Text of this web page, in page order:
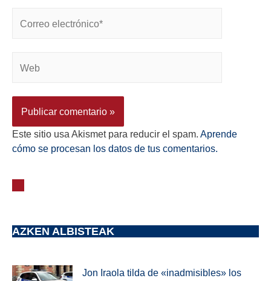
Este sitio usa Akismet para reducir el spam. Aprende
cómo se procesan los datos de tus comentarios.
AZKEN ALBISTEAK
Jon Iraola tilda de «inadmisibles» los